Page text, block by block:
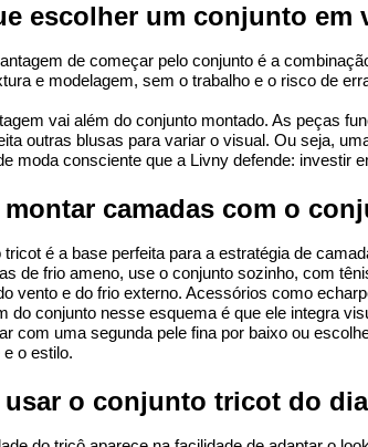
escolher um conjunto em
de começar pelo conjunto é a
e modelagem, sem o trabalho e o risco de
vai além do conjunto montado. As peças
outras blusas para variar o visual. Ou seja,
moda consciente que a Livny defende: investir
montar camadas com o
tricot é a base perfeita para a estratégia de
de frio ameno, use o conjunto sozinho, com
vento e do frio externo. Acessórios como
do conjunto nesse esquema é que ele integra
com uma segunda pele fina por baixo ou
e o estilo.
usar o conjunto tricot do